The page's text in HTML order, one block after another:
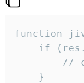
function
if
//
    }